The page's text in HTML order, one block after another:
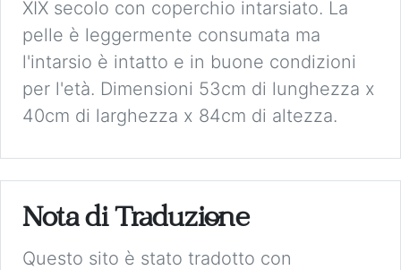
XIX secolo con coperchio intarsiato. La
pelle è leggermente consumata ma
l'intarsio è intatto e in buone condizioni
per l'età. Dimensioni 53cm di lunghezza x
40cm di larghezza x 84cm di altezza.
Nota di Traduzione
Questo sito è stato tradotto con